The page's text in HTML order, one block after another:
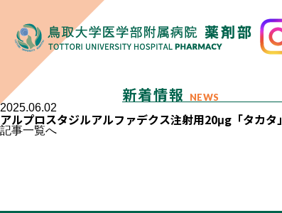
新着情報 NEWS
2025.06.02
アルプロスタジルアルファデクス注射用20μg「タカタ」
記事一覧へ